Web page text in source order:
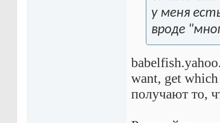
у меня
вроде
want, get
получают то,